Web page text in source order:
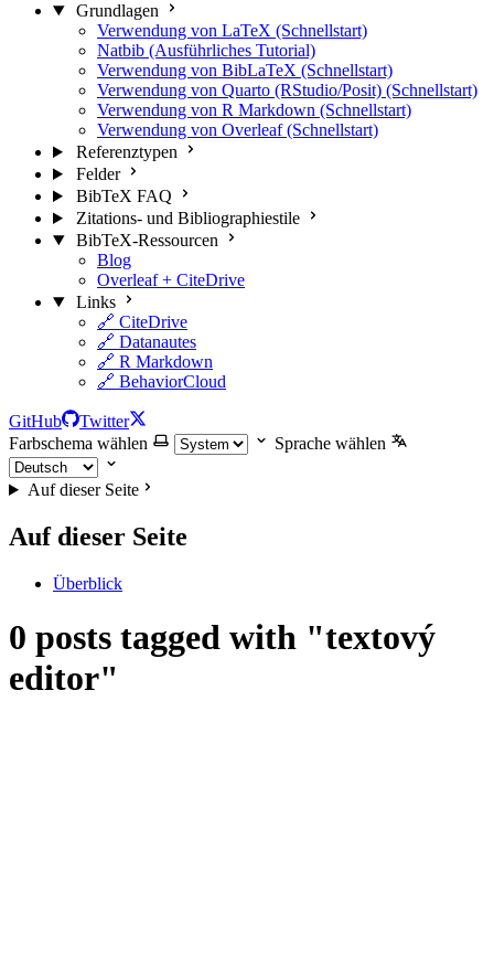
Grundlagen
Verwendung von LaTeX (Schnellstart)
Natbib (Ausführliches Tutorial)
Verwendung von BibLaTeX (Schnellstart)
Verwendung von Quarto (RStudio/Posit) (Schnellstart)
Verwendung von R Markdown (Schnellstart)
Verwendung von Overleaf (Schnellstart)
Referenztypen
Felder
BibTeX FAQ
Zitations- und Bibliographiestile
BibTeX-Ressourcen
Blog
Overleaf + CiteDrive
Links
🔗 CiteDrive
🔗 Datanautes
🔗 R Markdown
🔗 BehaviorCloud
GitHub
Twitter
Farbschema wählen
Sprache wählen
Auf dieser Seite
Auf dieser Seite
Überblick
0 posts tagged with "textový
editor"